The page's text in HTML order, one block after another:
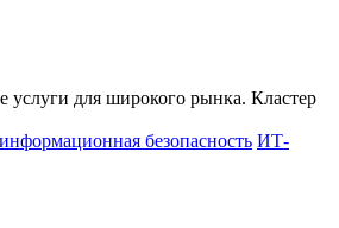
для широкого рынка. Кластер
безопасность ИТ-